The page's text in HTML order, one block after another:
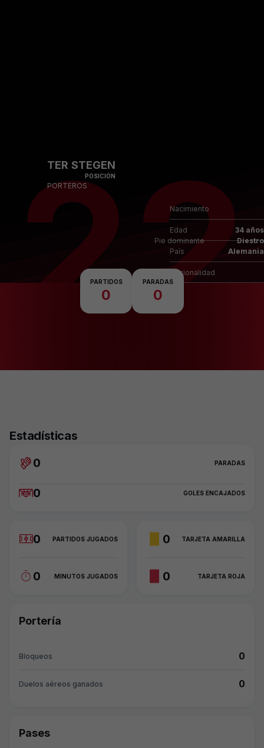
22
TER STEGEN
POSICIÓN
PORTEROS
Pie dominante Diestro
Nacimiento
Edad 34 años
País Alemania
Nacionalidad
PARTIDOS
0
PARADAS
0
Estadísticas
0
PARADAS
0 GOLES ENCAJADOS
0 PARTIDOS JUGADOS
0 MINUTOS JUGADOS
0 TARJETA AMARILLA
0 TARJETA ROJA
Portería
Bloqueos 0
Duelos aéreos ganados 0
Pases